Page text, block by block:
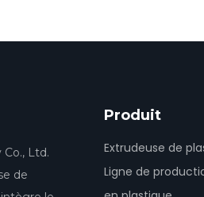
Ltd.
de
Produit
Extrudeuse de
Ligne de